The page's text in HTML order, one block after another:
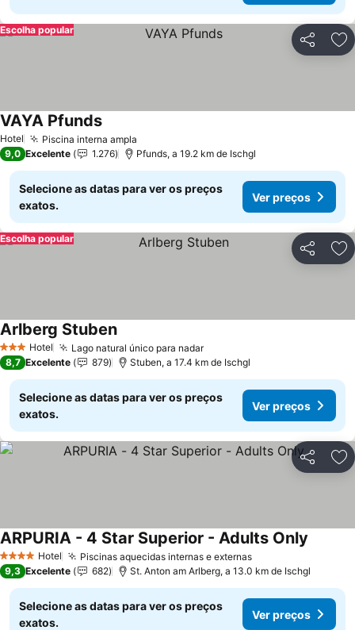
Partilhar
Escolha popular
Hotel Piscina interna ampla
VAYA Pfunds
9,0 Excelente 1.276 Pfunds, a 19.2 km de Ischgl
Selecione as datas para ver os preços
exatos.
Ver preços
Partilhar
Escolha popular
3 EstrelasHotel Lago natural único para nadar
Arlberg Stuben
8,7 Excelente 879 Stuben, a 17.4 km de Ischgl
Selecione as datas para ver os preços
exatos.
Ver preços
Partilhar
4 EstrelasHotel Piscinas aquecidas internas e externas
ARPURIA - 4 Star Superior - Adults Only
9,3 Excelente 682 St. Anton am Arlberg, a 13.0 km de Ischgl
Selecione as datas para ver os preços
exatos.
Ver preços